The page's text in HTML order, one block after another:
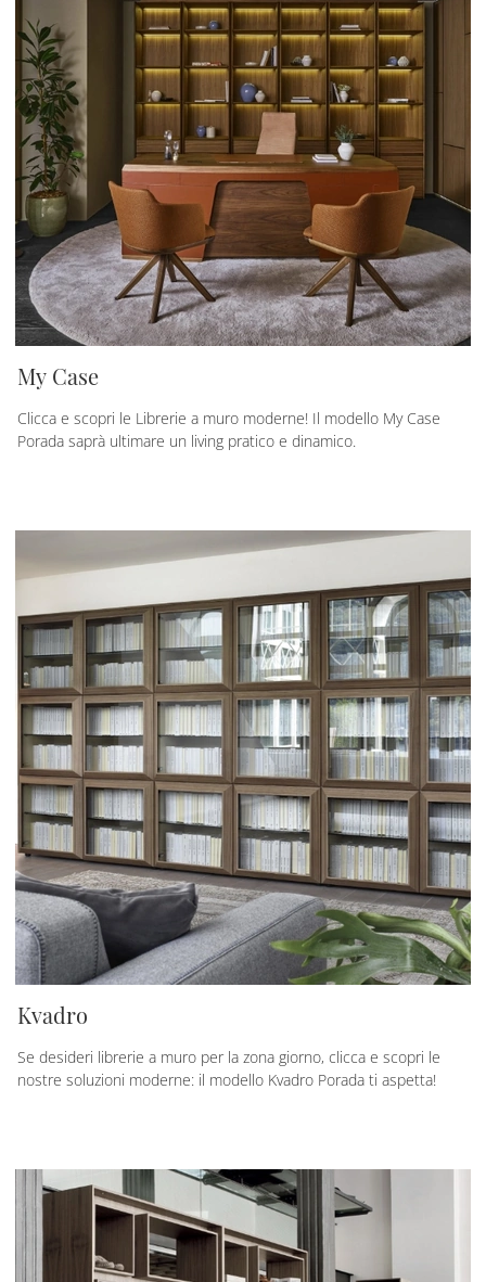
My Case
Clicca e scopri le Librerie a muro moderne! Il modello My Case
Porada saprà ultimare un living pratico e dinamico.
Kvadro
Se desideri librerie a muro per la zona giorno, clicca e scopri le
nostre soluzioni moderne: il modello Kvadro Porada ti aspetta!